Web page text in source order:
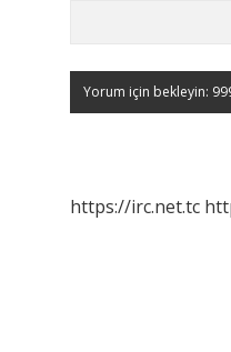
https://irc.net.tc